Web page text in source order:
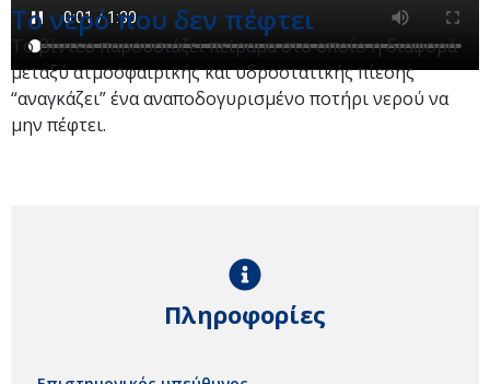
Το νερό που δεν πέφτει
Το βίντεο παρουσιάζει πείραμα στο οποίο η διαφορά
μεταξύ ατμοσφαιρικής και υδροστατικής πίεσης
“αναγκάζει” ένα αναποδογυρισμένο ποτήρι νερού να
μην πέφτει.
Πληροφορίες